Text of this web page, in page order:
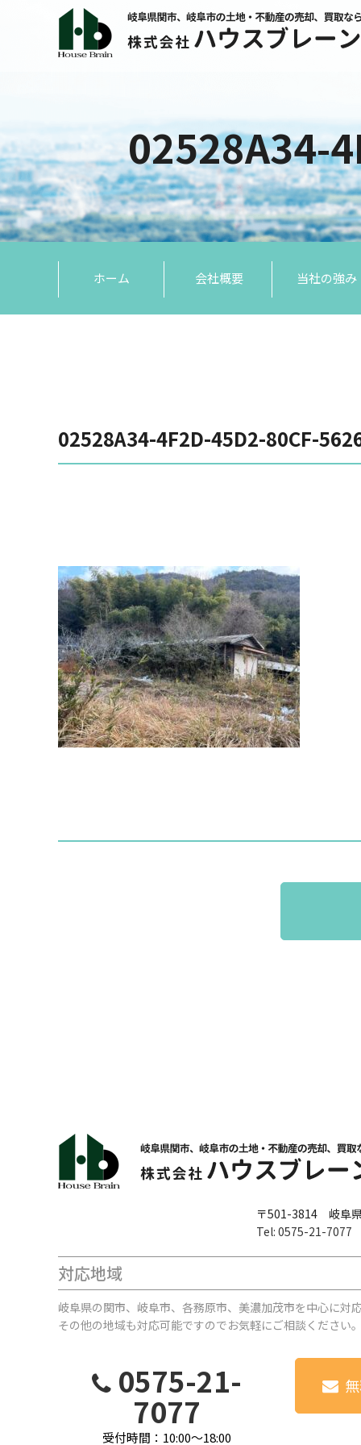
02528A34-
ホーム 会社概要 当社の強み
02528A34-4F2D-45D2-80CF-
〒501-3814 岐阜
Tel: 0575-21-7077
対応地域
岐阜県の関市、岐阜市、各務原市、美濃加茂市を中心に対
その他の地域も対応可能ですのでお気軽にご相談ください。
0575-21-
7077
受付時間：10:00～18:00